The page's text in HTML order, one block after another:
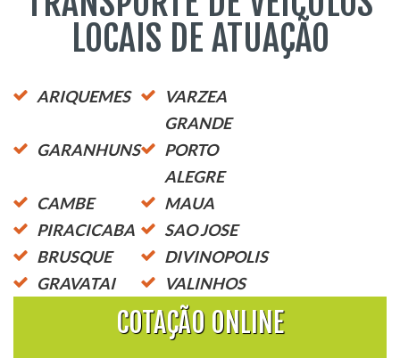
LOCAIS DE ATUAÇÃO
ARIQUEMES
VARZEA
GRANDE
GARANHUNS
PORTO
ALEGRE
CAMBE
MAUA
PIRACICABA
SAO JOSE
BRUSQUE
DIVINOPOLIS
GRAVATAI
VALINHOS
COTAÇÃO ONLINE